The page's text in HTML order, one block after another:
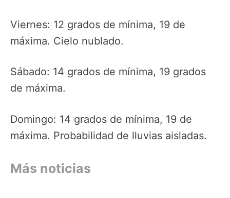
Viernes: 12 grados de mínima, 19 de
máxima. Cielo nublado.
Sábado: 14 grados de mínima, 19 grados
de máxima.
Domingo: 14 grados de mínima, 19 de
máxima. Probabilidad de lluvias aisladas.
Más noticias